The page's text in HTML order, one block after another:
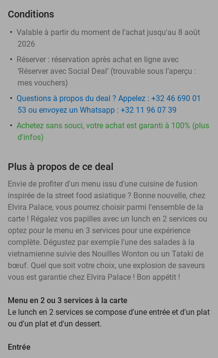
Conditions
Valable à partir du moment de l'achat jusqu'au 8 août
2026
Réserver : réservation après achat en ligne avec
‘Réserver avec Social Deal’ (trouvable sous l’aperçu :
mes vouchers)
Questions à propos du deal ? Appelez : +32 46 690 01
53 ou envoyez un Whatsapp : +32 11 96 07 39
Achetez sans souci, votre achat est garanti à 100% (plus
d'infos)
Plus à propos de ce deal
Envie de profiter d'un menu issu d'une cuisine de fusion
inspirée de la street food asiatique ? Bonne nouvelle, chez
Elvira Palace, vous pourrez choisir parmi l'ensemble de la
carte ! Régalez vos papilles avec un lunch en 2 services ou
optez pour le menu en 3 services pour une expérience
complète. Dégustez par exemple l'une des salades à la
vietnamienne suivie des Nouilles Wonton ou un Tataki de
bœuf. Quel que soit votre choix, une explosion de saveurs
vous est garantie chez Elvira Palace ! Bon appétit !
Menu en 2 ou 3 services à la carte
Le lunch en 2 services se compose d'une entrée et d'un plat
ou d'un plat et d'un dessert.
Entrée